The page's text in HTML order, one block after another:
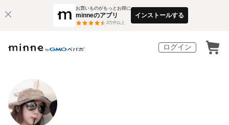
お買いものがもっとお得に
minneのアプリ
3万件以上
インストールする
ログイン